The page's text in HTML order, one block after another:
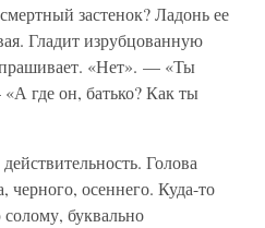
застенок? Ладонь ее
Гладит изрубцованную
«Нет». — «Ты
где он, батько? Как ты
Голова
черного, осеннего. Куда-то
буквально